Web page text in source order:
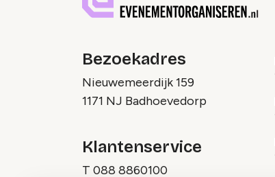
Bezoekadres
Nieuwemeerdijk 159
1171 NJ Badhoevedorp
Klantenservice
T 088 8860100